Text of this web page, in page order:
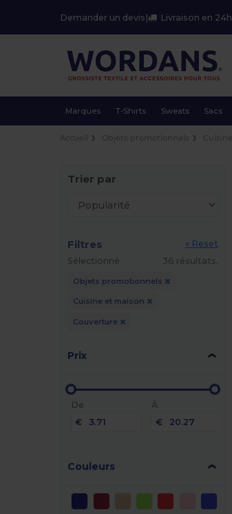
Demander un devis | Livraison en 24h
Marques T-Shirts Sweats Sacs
Trier par
Filtres
« Reset
Sélectionné
36 résultats.
Objets promotionnels
Cuisine et maison
Couverture
Prix
De
€
À
€
Couleurs